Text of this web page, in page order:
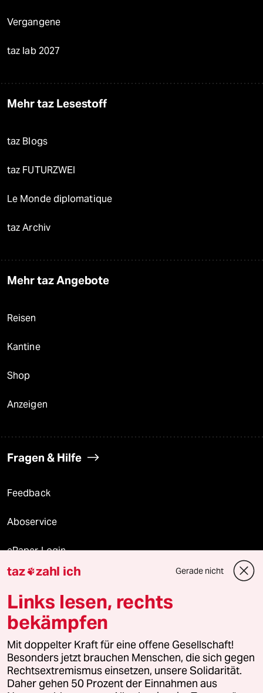
Vergangene
taz lab 2027
Mehr taz Lesestoff
taz Blogs
taz FUTURZWEI
Le Monde diplomatique
taz Archiv
Mehr taz Angebote
Reisen
Kantine
Shop
Anzeigen
Fragen & Hilfe
Feedback
Aboservice
ePaper Login
Downloads für Abonnierende
© 2026 taz Verlags und Vertriebs GmbH
Alle Rechte vorbehalten. Bei rechtlichen Fragen oder für Genehmigungen
wenden Sie sich bitte an lizenzen@taz.de
Feedback Redaktionsstatut Kommune-Richtlinien
taz zahl ich Gerade nicht
Links lesen, rechts
bekämpfen
Mit doppelter Kraft für eine offene Gesellschaft!
Besonders jetzt brauchen Menschen, die sich gegen
Rechtsextremismus einsetzen, unsere Solidarität.
Daher gehen 50 Prozent der Einnahmen aus